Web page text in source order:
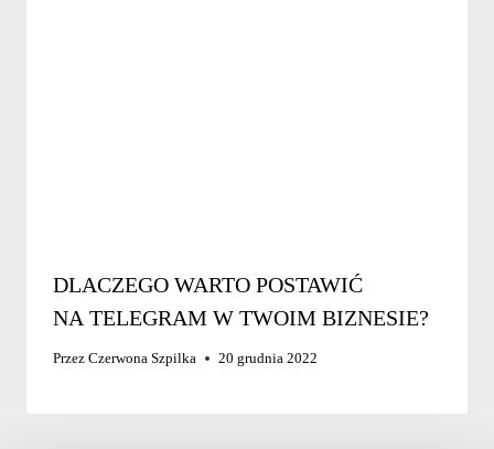
DLACZEGO WARTO POSTAWIĆ
NA TELEGRAM W TWOIM BIZNESIE?
Przez Czerwona Szpilka 20 grudnia 2022